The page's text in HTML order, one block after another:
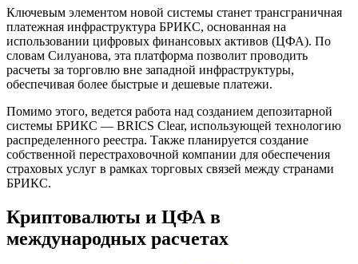
Ключевым элементом новой системы станет трансграничная
платежная инфраструктура БРИКС, основанная на
использовании цифровых финансовых активов (ЦФА). По
словам Силуанова, эта платформа позволит проводить
расчеты за торговлю вне западной инфраструктуры,
обеспечивая более быстрые и дешевые платежи.
Помимо этого, ведется работа над созданием депозитарной
системы БРИКС — BRICS Clear, использующей технологию
распределенного реестра. Также планируется создание
собственной перестраховочной компании для обеспечения
страховых услуг в рамках торговых связей между странами
БРИКС.
Криптовалюты и ЦФА в
международных расчетах